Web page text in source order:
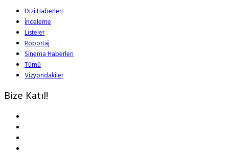
Dizi Haberleri
İnceleme
Listeler
Röportaj
Sinema Haberleri
Tümü
Vizyondakiler
Bize Katıl!